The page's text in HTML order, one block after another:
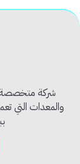
💎تشطيب
تصميم
تركيب
تدفق
📦 محتويات
خلاط دش
إكسسوارات
شركة متخصصة
والمعدات التي